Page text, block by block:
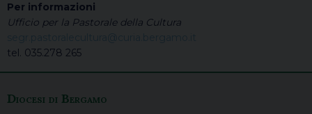
Per informazioni
Ufficio per la Pastorale della Cultura
tel. 035.278 265
Diocesi di Bergamo